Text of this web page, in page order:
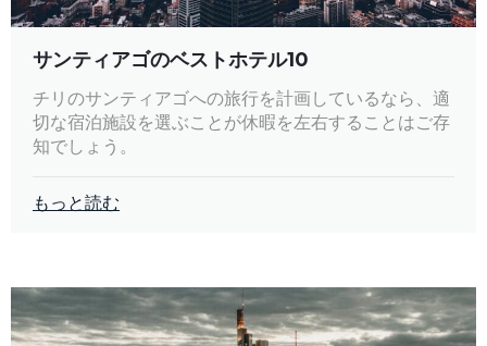
サンティアゴのベストホテル10
チリのサンティアゴへの旅行を計画しているなら、適
切な宿泊施設を選ぶことが休暇を左右することはご存
知でしょう。
もっと読む